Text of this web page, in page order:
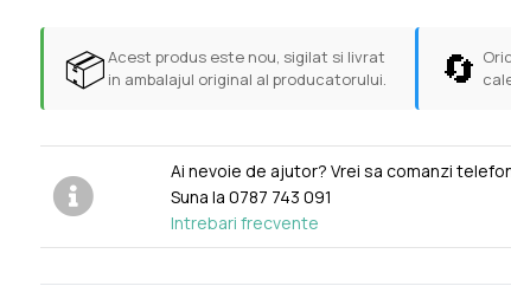
📦Acest produs este nou, sigilat si livrat
in ambalajul original al producatorului.
🔄
Ai nevoie de ajutor? Vrei sa comanzi
Suna la0787 743 091
Intrebari frecvente